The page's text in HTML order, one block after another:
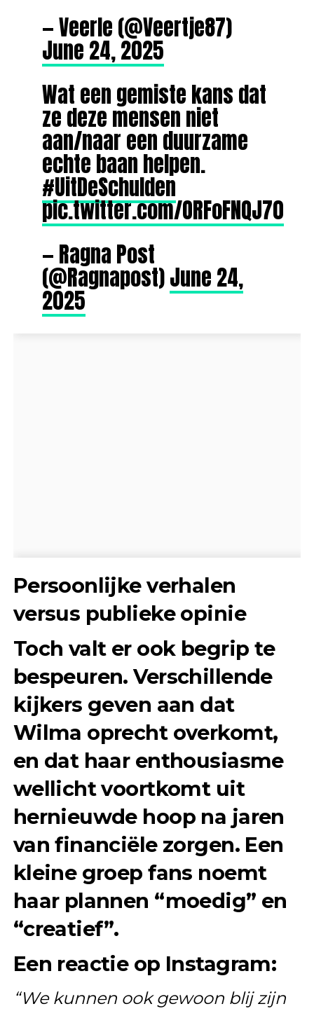
— Veerle (@Veertje87)
June 24, 2025
Wat een gemiste kans dat
ze deze mensen niet
aan/naar een duurzame
echte baan helpen.
#UitDeSchulden
pic.twitter.com/ORFoFNQJ70
— Ragna Post
(@Ragnapost)June 24,
2025
Persoonlijke verhalen
versus publieke opinie
Toch valt er ook begrip te
bespeuren. Verschillende
kijkers geven aan dat
Wilma oprecht overkomt,
en dat haar enthousiasme
wellicht voortkomt uit
hernieuwde hoop na jaren
van financiële zorgen. Een
kleine groep fans noemt
haar plannen “moedig” en
“creatief”.
Een reactie op Instagram:
“We kunnen ook gewoon blij zijn